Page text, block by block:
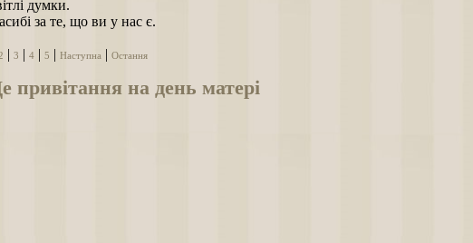
думки.
за те, що ви у нас є.
3 4 5 Наступна Остання
привітання на день матері